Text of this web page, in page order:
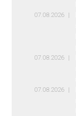
07.08.2026
07.08.2026
07.08.2026